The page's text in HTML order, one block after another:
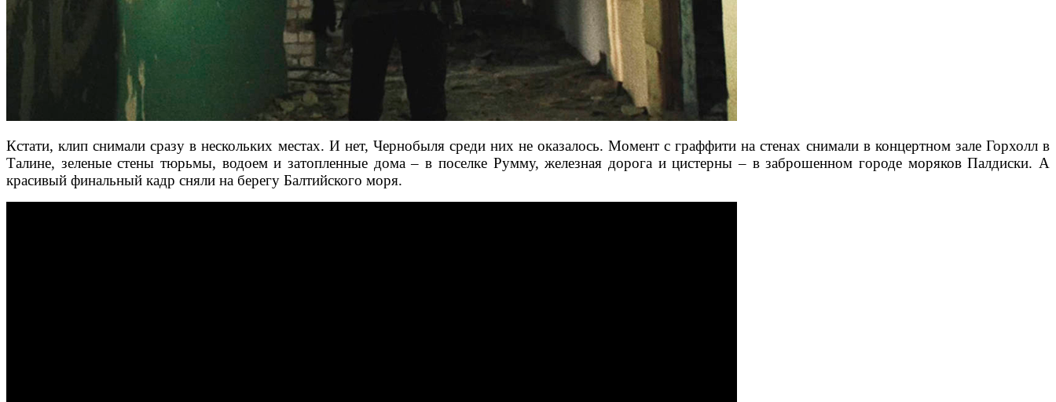
Кстати, клип снимали сразу в нескольких местах. И нет, Чернобыля среди них не оказалось. Момент с граффити на стенах снимали в концертном зале Горхолл в
Талине, зеленые стены тюрьмы, водоем и затопленные дома – в поселке Румму, железная дорога и цистерны – в заброшенном городе моряков Палдиски. А
красивый финальный кадр сняли на берегу Балтийского моря.